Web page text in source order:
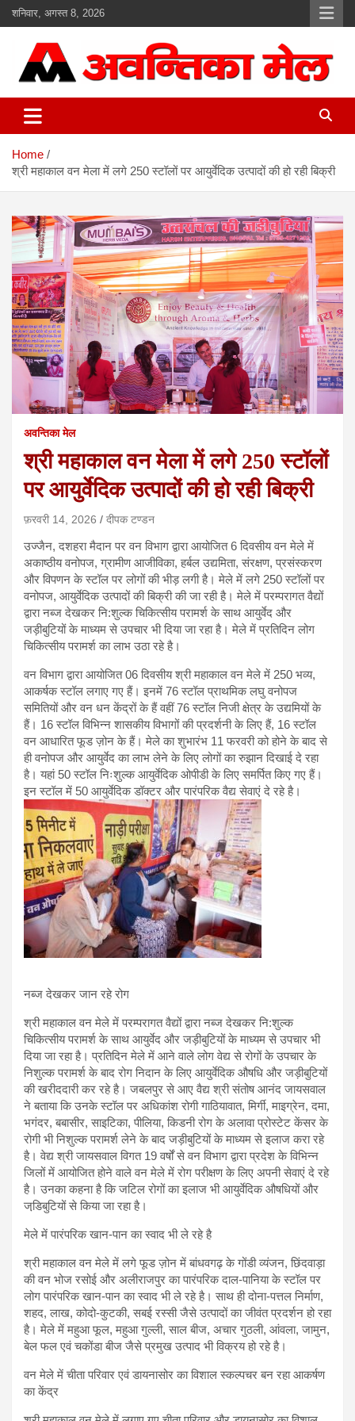
k
n
शनिवार, अगस्त 8, 2026
अवंतिका मेल
Home
श्री महाकाल वन मेला में लगे 250 स्‍टॉलों पर आयुर्वेदिक उत्‍पादों की हो रही बिक्री
अवन्तिका मेल
श्री महाकाल वन मेला में लगे 250 स्‍टॉलों
पर आयुर्वेदिक उत्‍पादों की हो रही बिक्री
फ़रवरी 14, 2026 दीपक टण्‍डन
उज्जैन, दशहरा मैदान पर वन विभाग द्वारा आयोजित 6 दिवसीय वन मेले में
अकाष्ठीय वनोपज, ग्रामीण आजीविका, हर्बल उद्यमिता, संरक्षण, प्रसंस्करण
और विपणन के स्‍टॉल पर लोगों की भीड़ लगी है। मेले में लगे 250 स्‍टॉलों पर
वनोपज, आयुर्वेदिक उत्‍पादों की बिक्री की जा रही है। मेले में परम्परागत वैद्यों
द्वारा नब्‍ज देखकर नि:शुल्क चिकित्सीय परामर्श के साथ आयुर्वेद और
जड़ीबुटियों के माध्‍यम से उपचार भी दिया जा रहा है। मेले में प्रतिदिन लोग
चिकित्‍सीय परामर्श का लाभ उठा रहे है।
वन विभाग द्वारा आयोजित 06 दिवसीय श्री महाकाल वन मेले में 250 भव्य,
आकर्षक स्टॉल लगाए गए हैं। इनमें 76 स्टॉल प्राथमिक लघु वनोपज
समितियों और वन धन केंद्रों के हैं वहीं 76 स्टॉल निजी क्षेत्र के उद्यमियों के
हैं। 16 स्टॉल विभिन्न शासकीय विभागों की प्रदर्शनी के लिए हैं, 16 स्टॉल
वन आधारित फूड ज़ोन के हैं। मेले का शुभारंभ 11 फरवरी को होने के बाद से
ही वनोपज और आयुर्वेद का लाभ लेने के लिए लोगों का रुझान दिखाई दे रहा
है। यहां 50 स्टॉल निःशुल्क आयुर्वेदिक ओपीडी के लिए समर्पित किए गए हैं।
इन स्टॉल में 50 आयुर्वेदिक डॉक्टर और पारंपरिक वैद्य सेवाएं दे रहे है।
नब्‍ज देखकर जान रहे रोग
श्री महाकाल वन मेले में परम्परागत वैद्यों द्वारा नब्‍ज देखकर नि:शुल्क
चिकित्सीय परामर्श के साथ आयुर्वेद और जड़ीबुटियों के माध्‍यम से उपचार भी
दिया जा रहा है। प्रतिदिन मेले में आने वाले लोग वेद्य से रोगों के उपचार के
निशुल्‍क परामर्श के बाद रोग निदान के लिए आयुर्वेदिक औषधि और जड़ीबुटियों
की खरीददारी कर रहे है। जबलपुर से आए वैद्य श्री संतोष आनंद जायसवाल
ने बताया कि उनके स्‍टॉल पर अधिकांश रोगी गाठियावात, मिर्गी, माइग्रेन, दमा,
भगंदर, बबासीर, साइटिका, पीलि‍या, किडनी रोग के अलावा प्रोस्‍टेट केंसर के
रोगी भी निशुल्‍क परामर्श लेने के बाद जड़ीबुटियों के माध्‍यम से इलाज करा रहे
है। वेद्य श्री जायसवाल विगत 19 वर्षों से वन विभाग द्वारा प्रदेश के विभिन्‍न
जिलों में आयोजित होने वाले वन मेले में रोग परीक्षण के लिए अपनी सेवाएं दे रहे
है। उनका कहना है कि जटिल रोगों का इलाज भी आयुर्वेदिक औषधियों और
जडि़बुटियों से किया जा रहा है।
मेले में पारंपरिक खान-पान का स्‍वाद भी ले रहे है
श्री महाकाल वन मेले में लगे फूड ज़ोन में बांधवगढ़ के गोंडी व्यंजन, छिंदवाड़ा
की वन भोज रसोई और अलीराजपुर का पारंपरिक दाल-पानिया के स्टॉल पर
लोग पारंपरिक खान-पान का स्‍वाद भी ले रहे है। साथ ही दोना-पत्तल निर्माण,
शहद, लाख, कोदो-कुटकी, सबई रस्सी जैसे उत्पादों का जीवंत प्रदर्शन हो रहा
है। मेले में महुआ फूल, महुआ गुल्ली, साल बीज, अचार गुठली, आंवला, जामुन,
बेल फल एवं चकोंडा बीज जैसे प्रमुख उत्पाद भी विक्रय हो रहे है।
वन मेले में चीता परिवार एवं डायनासोर का विशाल स्कल्पचर बन रहा आकर्षण
का केंद्र